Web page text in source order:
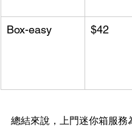
Box-easy $42
總結來說，上門迷你箱服務